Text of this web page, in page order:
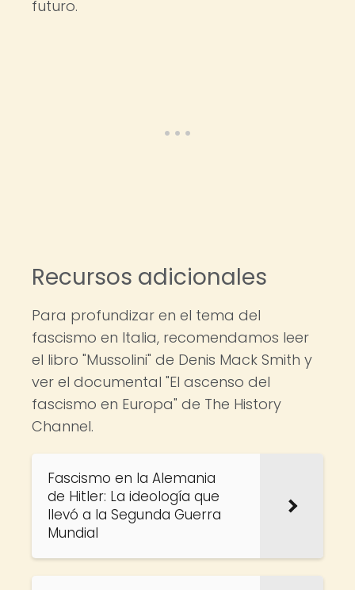
futuro.
Recursos adicionales
Para profundizar en el tema del
fascismo en Italia, recomendamos leer
el libro "Mussolini" de Denis Mack Smith y
ver el documental "El ascenso del
fascismo en Europa" de The History
Channel.
Fascismo en la Alemania
de Hitler: La ideología que
llevó a la Segunda Guerra
Mundial